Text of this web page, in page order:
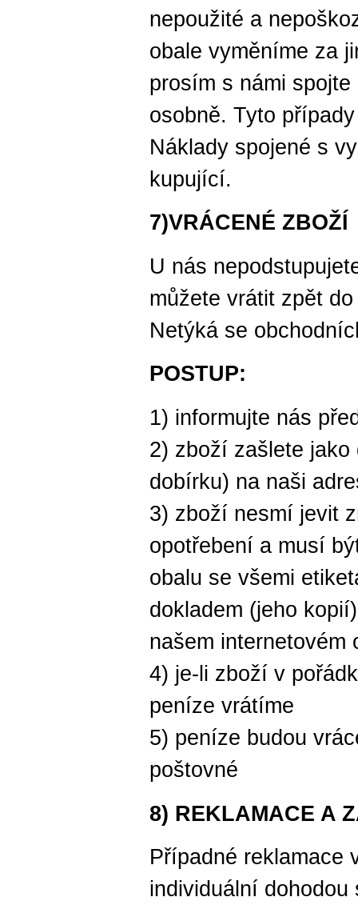
nepoužité a
obale vyměníme za
prosím s námi
osobně. Tyto
Náklady spojené s
kupující.
7)VRÁCENÉ ZBOŽÍ
U nás
můžete vrátit zpět
Netýká se
POSTUP:
1) informujte nás
2) zboží zašlete
dobírku) na naši
3) zboží nesmí jevit
opotřebení a musí
obalu se všemi
dokladem (jeho
našem internetovém
4) je-li zboží v
peníze vrátíme
5) peníze budou
poštovné
8) REKLAMACE A
Případné reklamace
individuální